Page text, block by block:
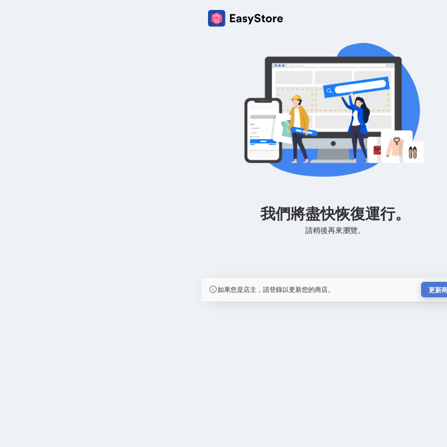
我們將盡快恢復運行。
請稍後再來瀏覽。
如果您是店主，請登錄以更新您的商店。 更新